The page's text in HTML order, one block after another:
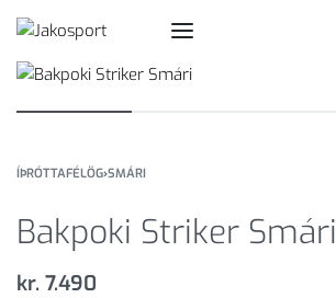
ÍÞRÓTTAFÉLÖG›SMÁRI
Bakpoki Striker Smári
kr. 7.490